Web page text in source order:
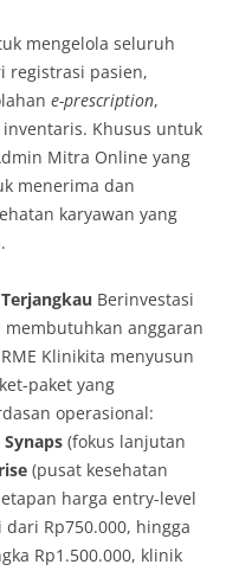
mengelola seluruh
registrasi pasien,
e-prescription,
. Khusus untuk
Mitra Online yang
menerima dan
karyawan yang
.
Berinvestasi
anggaran
Klinikita menyusun
paket yang
operasional:
Synaps (fokus lanjutan
(pusat kesehatan
harga entry-level
Rp750.000, hingga
Rp1.500.000, klinik